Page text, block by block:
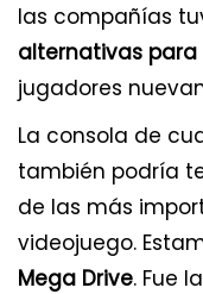
las compañías
alternativas
jugadores
La consola de
también podría
de las más
videojuego.
Mega Drive. Fue